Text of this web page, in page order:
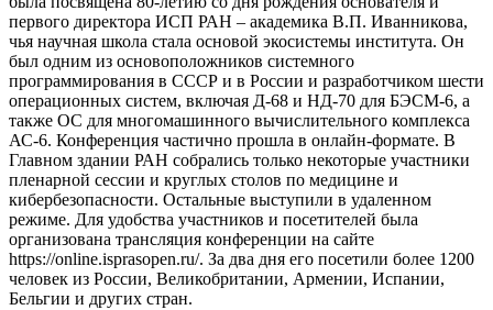
первого директора ИСП РАН – академика В.П. Иванникова,
чья научная школа стала основой экосистемы института. Он
был одним из основоположников системного
программирования в СССР и в России и разработчиком шести
операционных систем, включая Д-68 и НД-70 для БЭСМ-6, а
также ОС для многомашинного вычислительного комплекса
АС-6. Конференция частично прошла в онлайн-формате. В
Главном здании РАН собрались только некоторые участники
пленарной сессии и круглых столов по медицине и
кибербезопасности. Остальные выступили в удаленном
режиме. Для удобства участников и посетителей была
организована трансляция конференции на сайте
https://online.isprasopen.ru/. За два дня его посетили более 1200
человек из России, Великобритании, Армении, Испании,
Бельгии и других стран.